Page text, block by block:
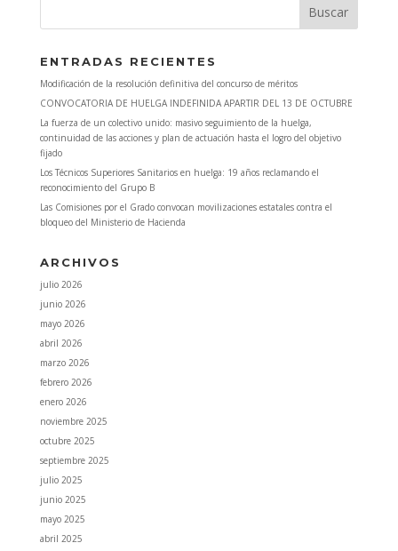
ENTRADAS RECIENTES
Modificación de la resolución definitiva del concurso de méritos
CONVOCATORIA DE HUELGA INDEFINIDA APARTIR DEL 13 DE OCTUBRE
La fuerza de un colectivo unido: masivo seguimiento de la huelga,
continuidad de las acciones y plan de actuación hasta el logro del objetivo
fijado
Los Técnicos Superiores Sanitarios en huelga: 19 años reclamando el
reconocimiento del Grupo B
Las Comisiones por el Grado convocan movilizaciones estatales contra el
bloqueo del Ministerio de Hacienda
ARCHIVOS
julio 2026
junio 2026
mayo 2026
abril 2026
marzo 2026
febrero 2026
enero 2026
noviembre 2025
octubre 2025
septiembre 2025
julio 2025
junio 2025
mayo 2025
abril 2025